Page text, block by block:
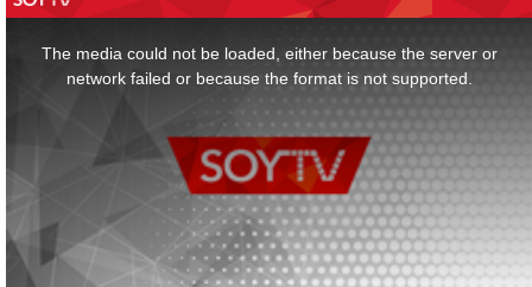
The media could not be loaded, either because the server or
network failed or because the format is not supported.